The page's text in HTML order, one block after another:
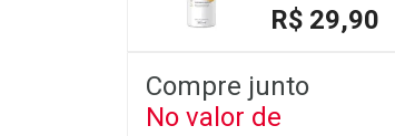
R$ 29,90
Compre junto
No valor de